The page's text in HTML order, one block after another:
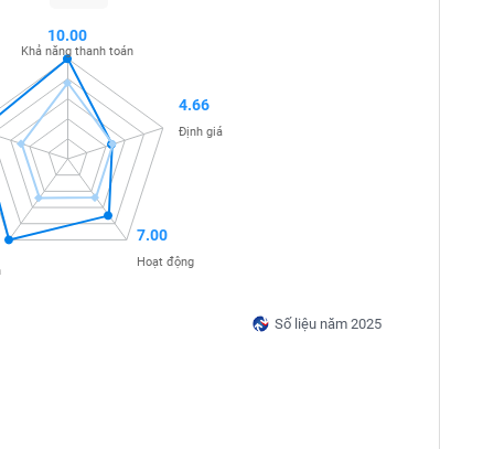
Số liệu năm 2025
10.00
Khả năng thanh toán
4.66
Định giá
7.00
Hoạt động